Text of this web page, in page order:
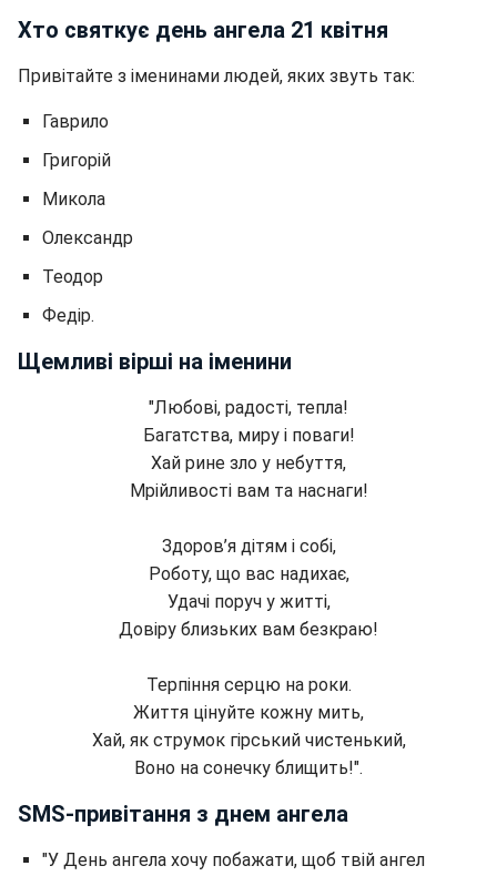
Хто святкує день ангела 21 квітня
Привітайте з іменинами людей, яких звуть так:
Гаврило
Григорій
Микола
Олександр
Теодор
Федір.
Щемливі вірші на іменини
"Любові, радості, тепла!
Багатства, миру і поваги!
Хай рине зло у небуття,
Мрійливості вам та наснаги!
Здоров’я дітям і собі,
Роботу, що вас надихає,
Удачі поруч у житті,
Довіру близьких вам безкраю!
Терпіння серцю на роки.
Життя цінуйте кожну мить,
Хай, як струмок гірський чистенький,
Воно на сонечку блищить!".
SMS-привітання з днем ангела
"У День ангела хочу побажати, щоб твій ангел